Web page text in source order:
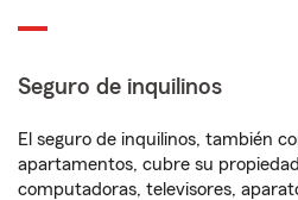
Seguro de inquilinos
El seguro de inquilinos, también
apartamentos, cubre su
computadoras, televisores,